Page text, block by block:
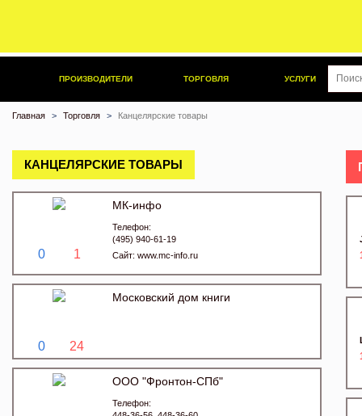
ПРОИЗВОДИТЕЛИ ТОРГОВЛЯ УСЛУГИ
Главная Торговля Канцелярские товары
КАНЦЕЛЯРСКИЕ ТОВАРЫ
0 1
МК-инфо
Телефон:
(495) 940-61-19
Сайт: www.mc-info.ru
0 24
Московский дом книги
ООО "Фронтон-СПб"
Телефон: